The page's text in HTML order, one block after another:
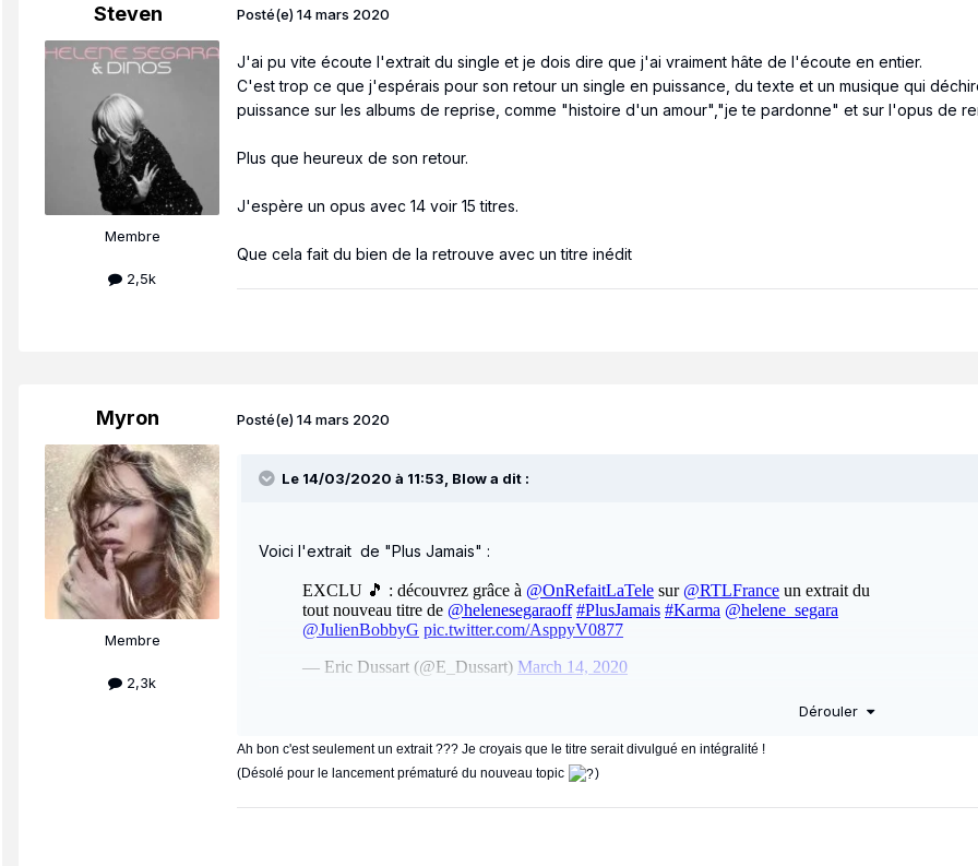
Steven
Membre
2,5k
Posté(e)14 mars 2020
J'ai pu vite écoute l'extrait du single et je dois dire que j'ai vraiment hâte de l'écoute en entier.
C'est trop ce que j'espérais pour son retour un single en puissance, du texte et un musique qui
puissance sur les albums de reprise, comme "histoire d'un amour","je te pardonne" et sur l'opus de
Plus que heureux de son retour.
J'espère un opus avec 14 voir 15 titres.
Que cela fait du bien de la retrouve avec un titre inédit
Myron
Membre
2,3k
Posté(e)14 mars 2020
Le 14/03/2020 à 11:53, Blowa dit :
Voici l'extrait de "Plus Jamais" :
Dérouler
Ah bon c'est seulement un extrait ??? Je croyais que le titre serait divulgué en intégralité !
(Désolé pour le lancement prématuré du nouveau topic
)